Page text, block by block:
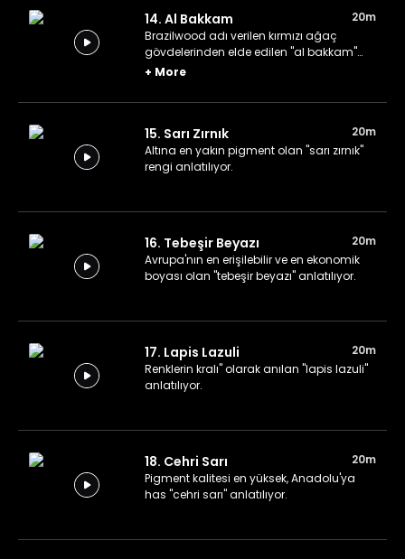
14. Al Bakkam
20m
Brazilwood adı verilen kırmızı ağaç
gövdelerinden elde edilen ''al bakkam''
rengi anlatılıyor.
+ More
15. Sarı Zırnık
20m
Altına en yakın pigment olan "sarı zırnık"
rengi anlatılıyor.
16. Tebeşir Beyazı
20m
Avrupa'nın en erişilebilir ve en ekonomik
boyası olan "tebeşir beyazı" anlatılıyor.
17. Lapis Lazuli
20m
Renklerin kralı" olarak anılan "lapis lazuli"
anlatılıyor.
18. Cehri Sarı
20m
Pigment kalitesi en yüksek, Anadolu'ya
has "cehri sarı" anlatılıyor.